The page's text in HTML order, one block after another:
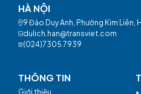
HÀ NỘI
9 Đào Duy Anh, Phường Kim Liên,
dulich.han@transviet.com
(024)7305 7939
THÔNG TIN
Giới thiệu
•